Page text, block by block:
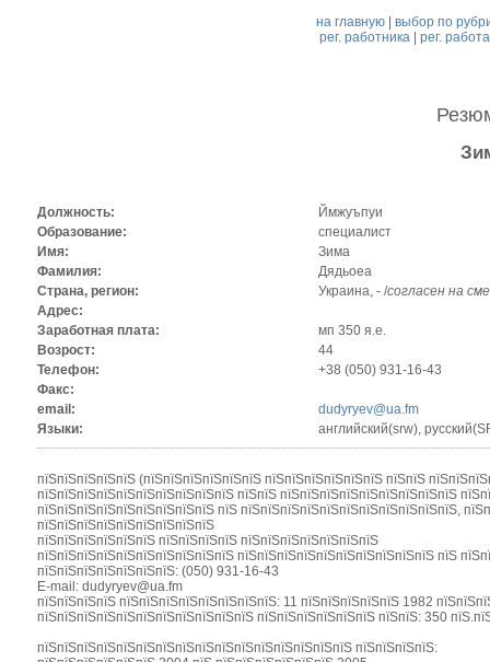
на главную |выбор по
рег. работника| рег.
Должность:
Ймжуъпуи
Образование:
специалист
Имя:
Зима
Фамилия:
Дядьоеа
Страна, регион:
Украина, - /согласен на
Адрес:
Заработная плата:
мп 350 я.е.
Возрост:
44
Телефон:
+38 (050) 931-16-43
Факс:
email:
dudyryev@ua.fm
Языки:
английский(srw),
пїЅпїЅпїЅпїЅпїЅ (пїЅпїЅпїЅпїЅпїЅпїЅ пїЅпїЅпїЅпїЅпїЅпїЅ пїЅпїЅ
пїЅпїЅпїЅпїЅпїЅпїЅпїЅпїЅпїЅпїЅ пїЅпїЅ пїЅпїЅпїЅпїЅпїЅпїЅпїЅпїЅпїЅ
пїЅпїЅпїЅпїЅпїЅпїЅпїЅпїЅпїЅ пїЅ пїЅпїЅпїЅпїЅпїЅпїЅпїЅпїЅпїЅпїЅпїЅ,
пїЅпїЅпїЅпїЅпїЅпїЅпїЅпїЅпїЅ
пїЅпїЅпїЅпїЅпїЅпїЅ пїЅпїЅпїЅпїЅ пїЅпїЅпїЅпїЅпїЅпїЅпїЅ
пїЅпїЅпїЅпїЅпїЅпїЅпїЅпїЅпїЅпїЅ пїЅпїЅпїЅпїЅпїЅпїЅпїЅпїЅпїЅпїЅ пїЅ
пїЅпїЅпїЅпїЅпїЅпїЅпїЅ: (050) 931-16-43
E-mail: dudyryev@ua.fm
пїЅпїЅпїЅпїЅ пїЅпїЅпїЅпїЅпїЅпїЅпїЅпїЅ: 11 пїЅпїЅпїЅпїЅпїЅ 1982
пїЅпїЅпїЅпїЅпїЅпїЅпїЅпїЅпїЅпїЅпїЅ пїЅпїЅпїЅпїЅпїЅпїЅ пїЅпїЅ: 350
пїЅпїЅпїЅпїЅпїЅпїЅпїЅпїЅпїЅпїЅпїЅпїЅпїЅпїЅпїЅпїЅ пїЅпїЅпїЅпїЅ: